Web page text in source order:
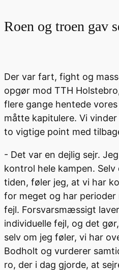
Roen og troen gav
Der var fart, fight og
opgør mod TTH
flere gange hentede
måtte kapitulere. Vi
to vigtige point med
- Det var en dejlig sejr.
kontrol hele kampen.
tiden, føler jeg, at vi har
for meget og har
fejl. Forsvarsmæssigt
individuelle fejl, og det
selv om jeg føler, vi har
Bodholt og vurderer
ro, der i dag gjorde, at